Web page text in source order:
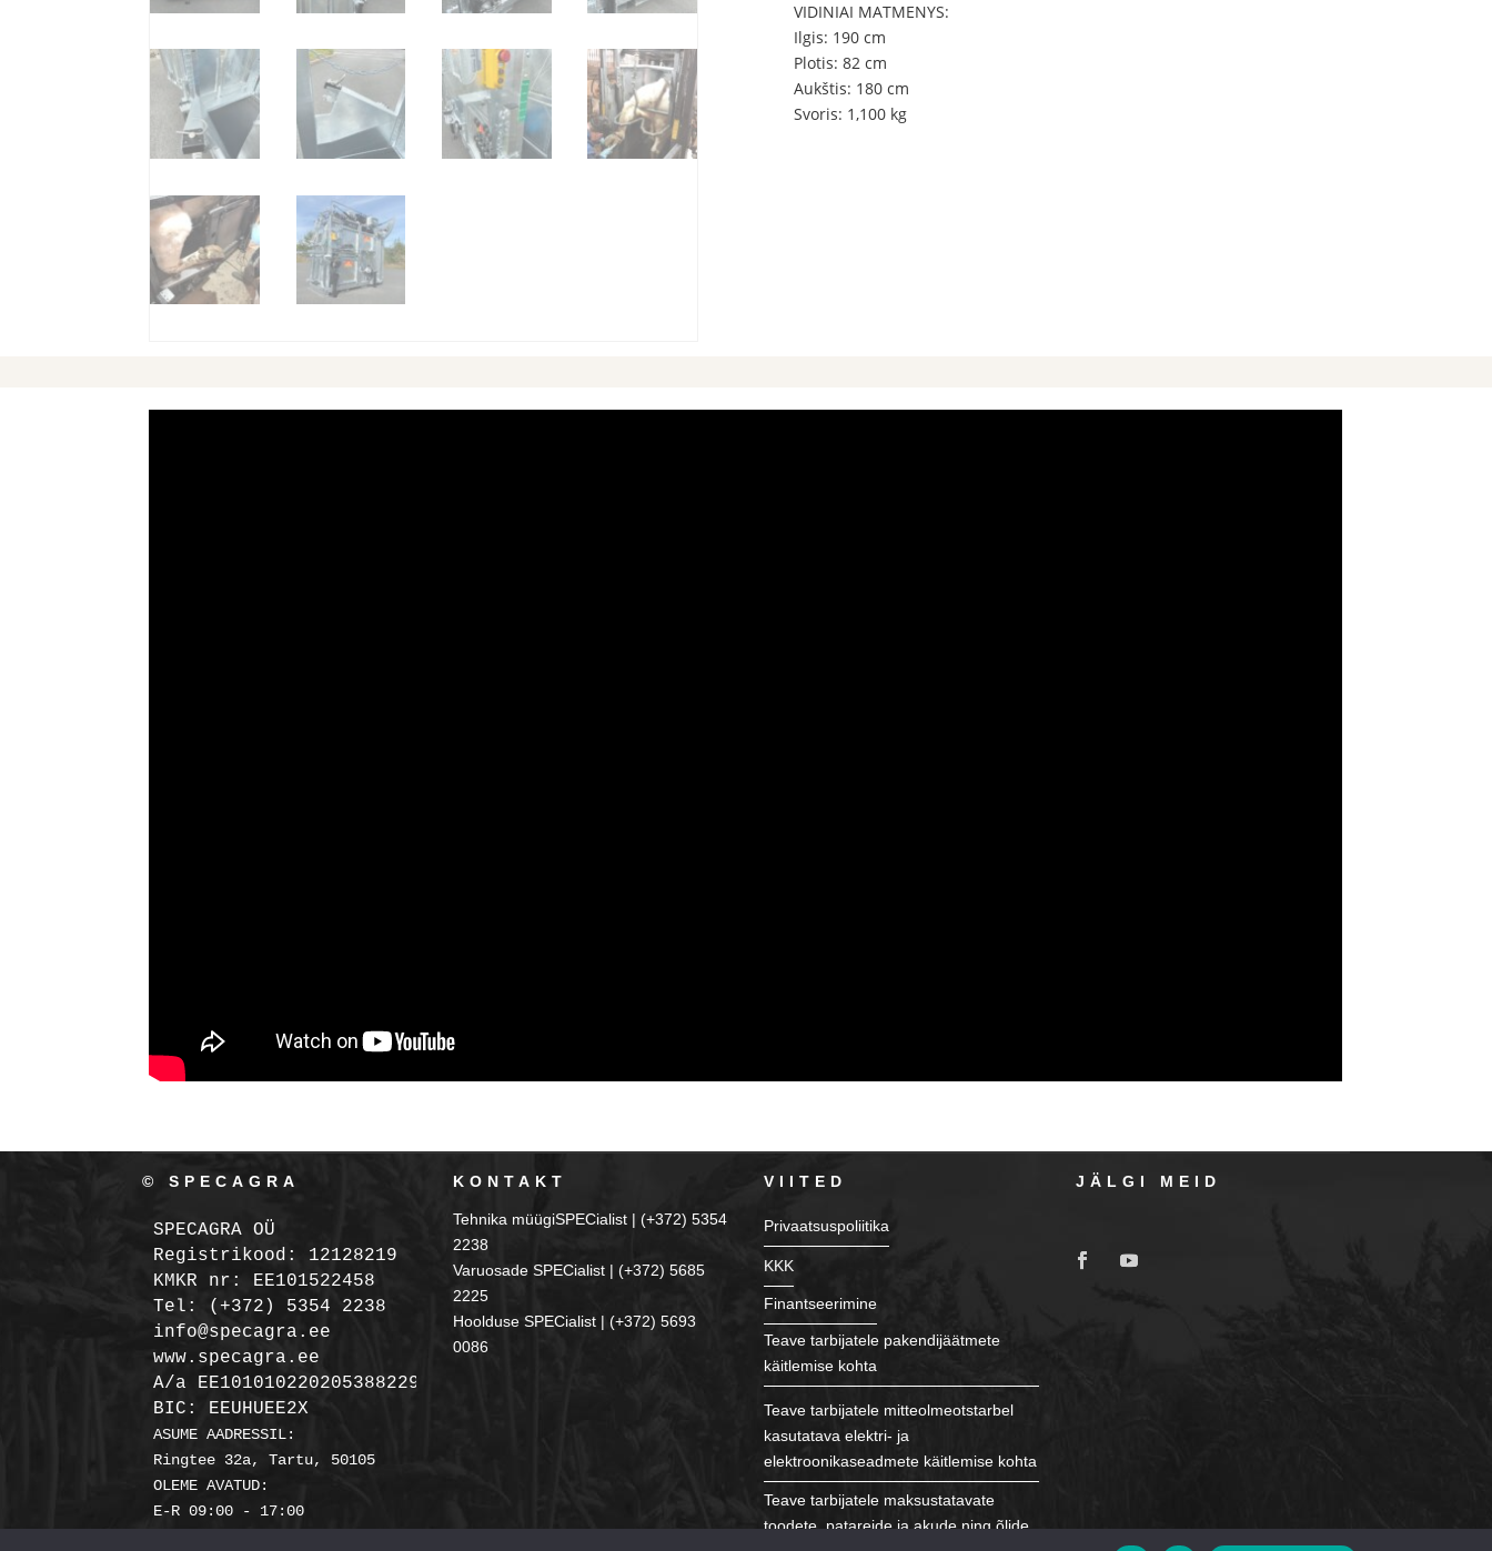
VIDINIAI MATMENYS:
Ilgis: 190 cm
Plotis: 82 cm
Aukštis: 180 cm
Svoris: 1,100 kg
© SPECAGRA
SPECAGRA OÜ
Registrikood: 12128219
KMKR nr: EE101522458
Tel: (+372) 5354 2238
info@specagra.ee
A/a EE101010220205388229 SEB
BIC: EEUHUEE2X
ASUME AADRESSIL:
Ringtee 32a, Tartu, 50105
OLEME AVATUD:
E-R 09:00 - 17:00
KONTAKT
Tehnika müügiSPECialist | (+372) 5354
2238
Varuosade SPECialist | (+372) 5685
2225
Hoolduse SPECialist | (+372) 5693
0086
VIITED
Privaatsuspoliitika
KKK
Finantseerimine
Teave tarbijatele pakendijäätmete
käitlemise kohta
Teave tarbijatele mitteolmeotstarbel
kasutatava elektri- ja
elektroonikaseadmete käitlemise kohta
Teave tarbijatele maksustatavate
toodete, patareide ja akude ning õlide
JÄLGI MEID